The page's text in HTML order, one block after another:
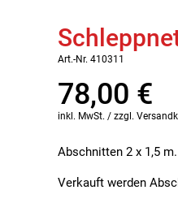
Art.-Nr. 410311
78,00 €
inkl. MwSt. / zzgl.
Abschnitten 2 x 1,5
Verkauft werden